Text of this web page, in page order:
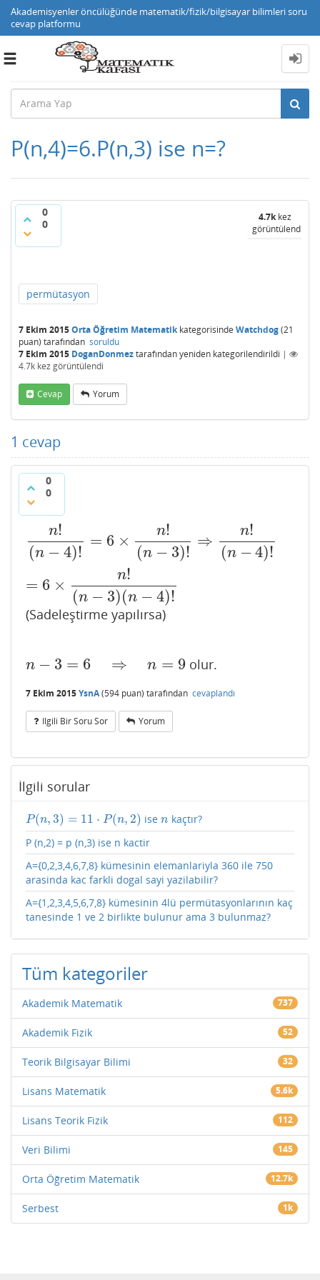
Akademisyenler öncülüğünde matematik/fizik/bilgisayar bilimleri soru
cevap platformu
Toggle
P(n,4)=6.P(n,3) ise n=?
0
0
4.7kkez
görüntülendi
permütasyon
7 Ekim 2015Orta Öğretim Matematikkategorisinde Watchdog(21
puan) tarafından soruldu
7 Ekim 2015 DoganDonmeztarafındanyeniden kategorilendirildi |
4.7k kez görüntülendi
Cevap Yorum
1 cevap
0
0
n!
(n − 4)!
= 6 ×
n!
(n − 3)!
⇒
n!
(n − 4)!
= 6 ×
n!
(n − 3)(n − 4)!
n!(n−4)!=6 ×n! n −3 !⇒n!(n−4)! 6× n!(n−3)(n−4
(Sadeleştirme yapılırsa)
n − 3 = 6 ⇒ n = 9
n−3= 6 ⇒n =9 olur.
7 Ekim 2015YsnA(594 puan) tarafından cevaplandı
Ilgili Bir Soru Sor Yorum
İlgili sorular
P(n,3) = 11 ⋅ P(n, 2)
P(n,3) =11 ⋅P n,2 isen
n kaçtır?
P (n,2) = p (n,3) ise n kactir
A={0,2,3,4,6,7,8} kümesinin elemanlariyla 360 ile 750
arasinda kac farkli dogal sayi yazilabilir?
A={1,2,3,4,5,6,7,8} kümesinin 4lü permütasyonlarının kaç
tanesinde 1 ve 2 birlikte bulunur ama 3 bulunmaz?
Tüm kategoriler
Akademik Matematik 737
Akademik Fizik 52
Teorik Bilgisayar Bilimi 32
Lisans Matematik 5.6k
Lisans Teorik Fizik 112
Veri Bilimi 145
Orta Öğretim Matematik 12.7k
Serbest 1k